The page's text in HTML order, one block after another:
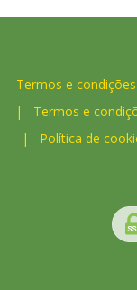
Termos e
| Termos e
| Política de